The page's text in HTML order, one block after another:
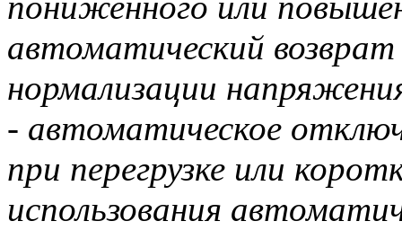
автоматический возврат
нормализации
- автоматическое
при перегрузке или
использования